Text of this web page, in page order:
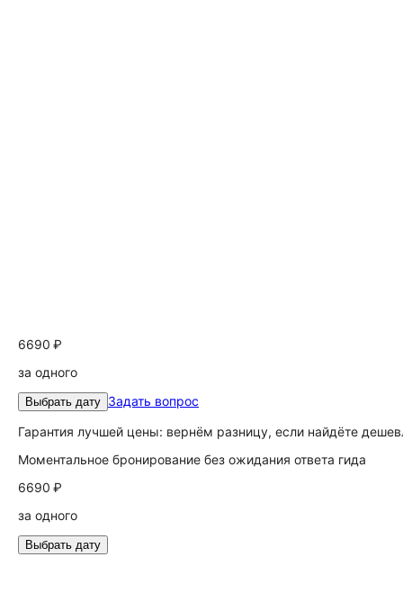
6690 ₽
за одного
Выбрать дату Задать вопрос
Гарантия лучшей цены: вернём разницу, если найдёте
Моментальное бронирование без ожидания ответа гида
6690 ₽
за одного
Выбрать дату